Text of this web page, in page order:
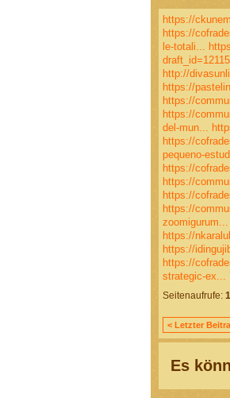
https://
https://
le-totali...
http://
https://
https://
https://
del-mun...
https://
pequeno-
https://
https://
https://
https://
zoomigurum...
https://
https://
https://
strategic-ex...
Seitenaufrufe:
< Letzter
Es